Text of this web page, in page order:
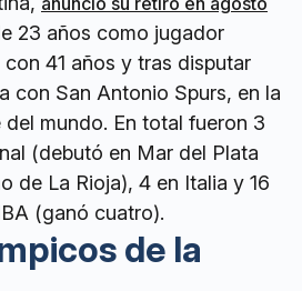
23 años como jugador
41 años y tras disputar
con San Antonio Spurs, en la
mundo. En total fueron 3
(debutó en Mar del Plata
de La Rioja), 4 en Italia y 16
(ganó cuatro).
de la